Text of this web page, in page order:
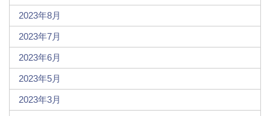
2023年8月
2023年7月
2023年6月
2023年5月
2023年3月